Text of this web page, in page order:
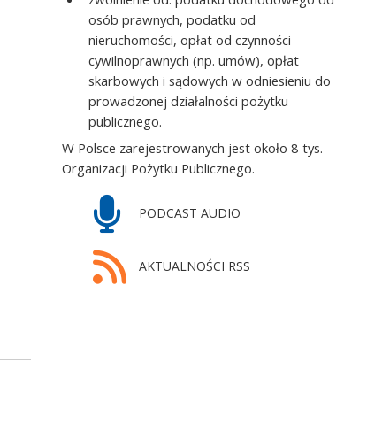
osób prawnych, podatku od
nieruchomości, opłat od czynności
cywilnoprawnych (np. umów), opłat
skarbowych i sądowych w odniesieniu do
prowadzonej działalności pożytku
publicznego.
W Polsce zarejestrowanych jest około 8 tys.
Organizacji Pożytku Publicznego.
PODCAST AUDIO
AKTUALNOŚCI RSS